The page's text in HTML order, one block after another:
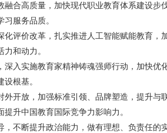
融合高质量，加快现代职业教育体系建设步
服务品质。
化评价改革，扎实推进人工智能赋能教育，
和动力。
深入实施教育家精神铸魂强师行动，加快优
根基。
外开放，加强标准引领、品牌塑造，提升与
升中国教育国际竞争力影响力。
断提升政治能力，做有理想、负责任的